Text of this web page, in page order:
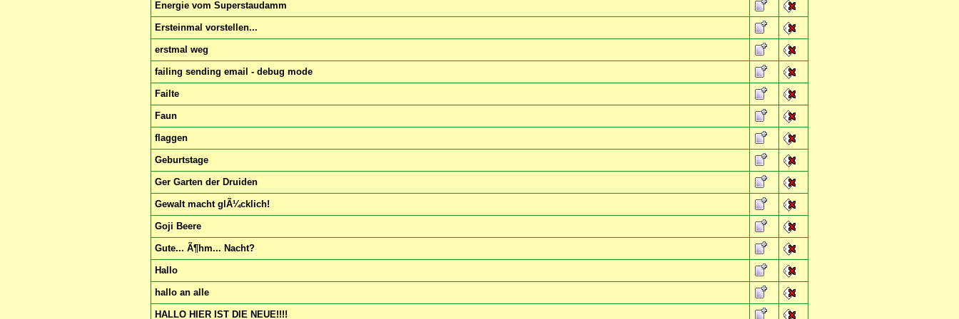
Energie vom Superstaudamm
Ersteinmal vorstellen...
erstmal weg
failing sending email - debug mode
Failte
Faun
flaggen
Geburtstage
Ger Garten der Druiden
Gewalt macht glÃ¼cklich!
Goji Beere
Gute... Ã¶hm... Nacht?
Hallo
hallo an alle
HALLO HIER IST DIE NEUE!!!!